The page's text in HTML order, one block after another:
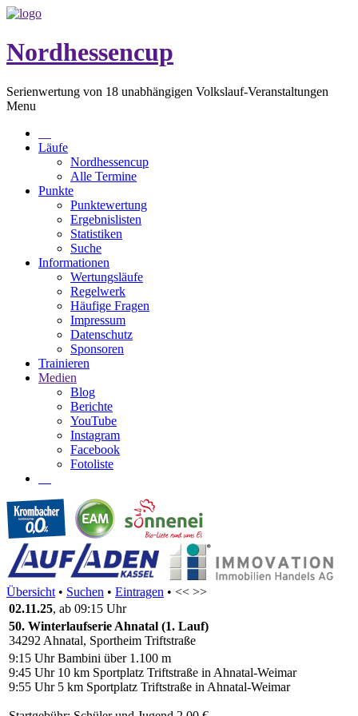
Nordhessencup
Serienwertung von 18 unabhängigen Volkslauf-Veranstaltungen
Menu
Läufe
Nordhessencup
Alle Termine
Punkte
Punktewertung
Ergebnislisten
Statistiken
Suche
Informationen
Wertungsläufe
Regelwerk
Häufige Fragen
Impressum
Datenschutz
Sponsoren
Trainieren
Medien
Blog
Berichte
YouTube
Instagram
Facebook
Fotoliste
Übersicht • Suchen • Eintragen • << >>
02.11.25, ab 09:15 Uhr
50. Winterlaufserie Ahnatal (1. Lauf)
34292 Ahnatal, Sportheim Triftstraße
9:15 Uhr Bambini über 1.100 m
9:45 Uhr 10 km Sportplatz Triftstraße in Ahnatal-Weimar
9:55 Uhr 5 km Sportplatz Triftstraße in Ahnatal-Weimar